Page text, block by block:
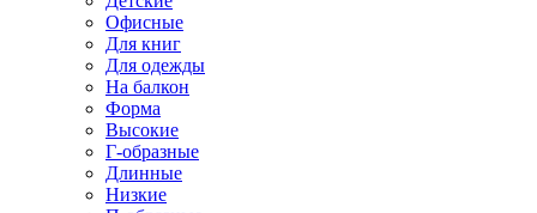
Офисные
Для книг
Для одежды
На балкон
Форма
Высокие
Г-образные
Длинные
Низкие